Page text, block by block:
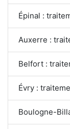
Épinal :
Auxerre :
Belfort :
Évry :
Boulogne-